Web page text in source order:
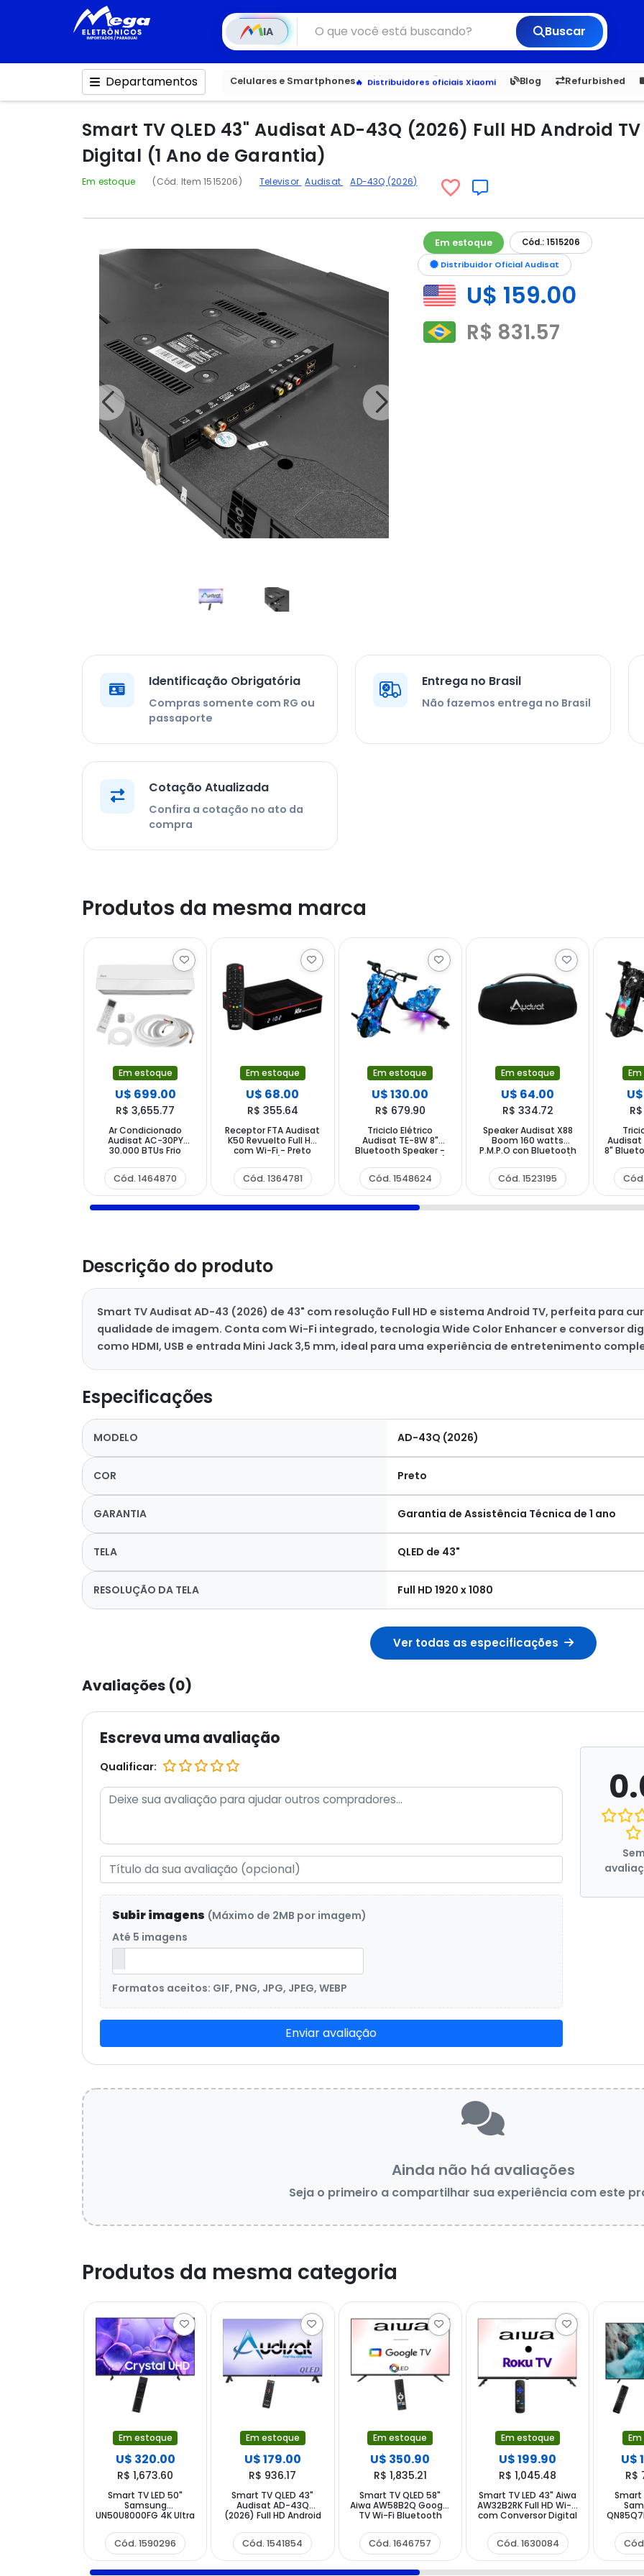
IA Buscar
Departamentos Celulares e Smartphones Veja os Lançamentos
Distribuidores oficiais Xiaomi
Blog Refurbished
6,050 5.23 1,900
Smart TV QLED 43" Audisat AD-43Q (2026) Full HD Android
Digital (1 Ano de Garantia)
Em estoque (Cód. Item 1515206) Televisor Audisat AD-43Q (2026)
Em estoque
Cód.: 1515206
Distribuidor Oficial Audisat
U$ 159.00
R$ 831.57
Identificação Obrigatória
Compras somente com RG ou
passaporte
Entrega no Brasil
Não fazemos entrega no Brasil
Cotação Atualizada
Confira a cotação no ato da
compra
Produtos da mesma marca
Em estoque
U$ 699.00
R$ 3,655.77
Ar Condicionado
Audisat AC-30PY
30.000 BTUs Frio
(1 Ano de Garantia)
Cód. 1464870
Em estoque
U$ 68.00
R$ 355.64
Receptor FTA Audisat
K50 Revuelto Full HD
com Wi-Fi - Preto
Garantia)
Cód. 1364781
Em estoque
U$ 130.00
R$ 679.90
Triciclo Elétrico
Audisat TE-8W 8"
Bluetooth Speaker -
Mês de Garantia)
Cód. 1548624
Em estoque
U$ 64.00
R$ 334.72
Speaker Audisat X88
Boom 160 watts
P.M.P.O con Bluetooth
Meses de Garantia)
Cód. 1523195
Audisat
8"
de
Descrição do produto
Smart TV Audisat AD-43 (2026) de 43" com resolução Full HD e sistema Android TV, perfeita para
qualidade de imagem. Conta com Wi-Fi integrado, tecnologia Wide Color Enhancer e conversor
como HDMI, USB e entrada Mini Jack 3,5 mm, ideal para uma experiência de entretenimento
Especificações
MODELO AD-43Q (2026)
COR Preto
GARANTIA Garantia de Assistência Técnica de 1 ano
TELA QLED de 43"
RESOLUÇÃO DA TELA Full HD 1920 x 1080
Ver todas as especificações
Avaliações (0)
Escreva uma avaliação
Qualificar:
Subir imagens (Máximo de 2MB por imagem)
Até 5 imagens
Formatos aceitos: GIF, PNG, JPG, JPEG, WEBP
Enviar avaliação
Sem
Ainda não há avaliações
Seja o primeiro a compartilhar sua experiência com este
Produtos da mesma categoria
Em estoque
U$ 320.00
R$ 1,673.60
Smart TV LED 50"
Samsung
UN50U8000FG 4K Ultra
Bluetooth com
Conversor Digital
Cód. 1590296
Em estoque
U$ 179.00
R$ 936.17
Smart TV QLED 43"
Audisat AD-43Q
(2026) Full HD Android
Conversor Digital (1
Ano de Garantia) +
Suporte
Cód. 1541854
Em estoque
U$ 350.90
R$ 1,835.21
Smart TV QLED 58"
Aiwa AW58B2Q Google
TV Wi-Fi Bluetooth
Cód. 1646757
Em estoque
U$ 199.90
R$ 1,045.48
Smart TV LED 43" Aiwa
AW32B2RK Full HD Wi-Fi
com Conversor Digital
Cód. 1630084
U$
R$
Smart